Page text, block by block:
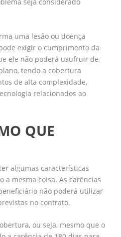
uma lesão ou doença
exigir o cumprimento da
ele não poderá usufruir de
tendo a cobertura
de alta complexidade,
relacionados ao
QUE
algumas características
a mesma coisa. As carências
não poderá utilizar
no contrato.
ou seja, mesmo que o